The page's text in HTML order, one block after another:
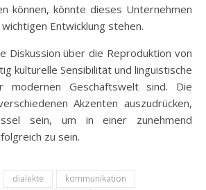
können, könnte dieses Unternehmen
Entwicklung stehen.
Diskussion über die Reproduktion von
kulturelle Sensibilität und linguistische
modernen Geschäftswelt sind. Die
Akzenten auszudrücken,
sein, um in einer zunehmend
zu sein.
dialekte
kommunikation